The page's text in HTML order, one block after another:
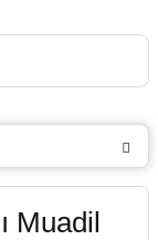
Muadil